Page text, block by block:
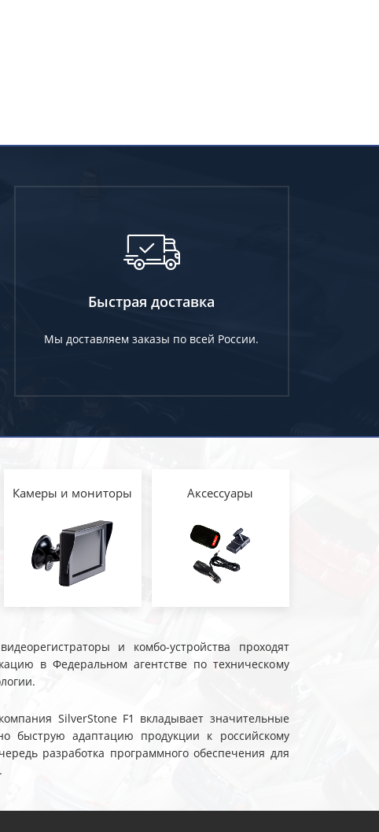
Быстрая доставка
Мы доставляем заказы по всей России.
Камеры и мониторы Аксессуары
и комбо-устройства проходят
в Федеральном агентстве по техническому
SilverStone F1 вкладывает значительные
быструю адаптацию продукции к российскому
разработка программного обеспечения для